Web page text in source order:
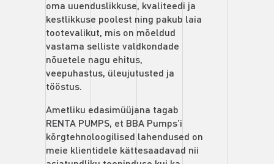
oma uuenduslikkuse, kvaliteedi ja
kestlikkuse poolest ning pakub laia
tootevalikut, mis on mõeldud
vastama selliste valdkondade
nõuetele nagu ehitus,
veepuhastus, üleujutusted ja
tööstus.
Ametliku edasimüüjana tagab
RENTA PUMPS, et BBA Pumps’i
kõrgtehnoloogilised lahendused on
meie klientidele kättesaadavad nii